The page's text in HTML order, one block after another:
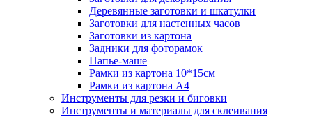
Деревянные заготовки и шкатулки
Заготовки для настенных часов
Заготовки из картона
Задники для фоторамок
Папье-маше
Рамки из картона 10*15см
Рамки из картона А4
Инструменты для резки и биговки
Инструменты и материалы для склеивания